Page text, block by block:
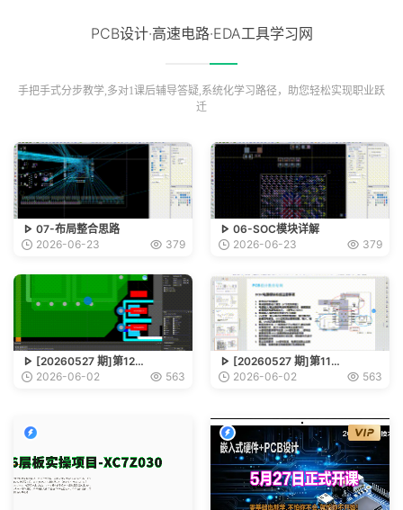
PCB设计·高速电路·EDA工具学习网
手把手式分步教学,多对1课后辅导答疑,系统化学习路径，助您轻松实现职业跃
迁
07-布局整合思路
2026-06-23
379
06-SOC模块详解
2026-06-23
379
[20260527 期]第12…
2026-06-02
563
[20260527 期]第11…
2026-06-02
563